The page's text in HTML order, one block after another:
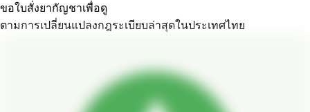
ขอใบสั่งยากัญชาเพื่อดู
ตามการเปลี่ยนแปลงกฎระเบียบล่าสุดในประเทศไทย